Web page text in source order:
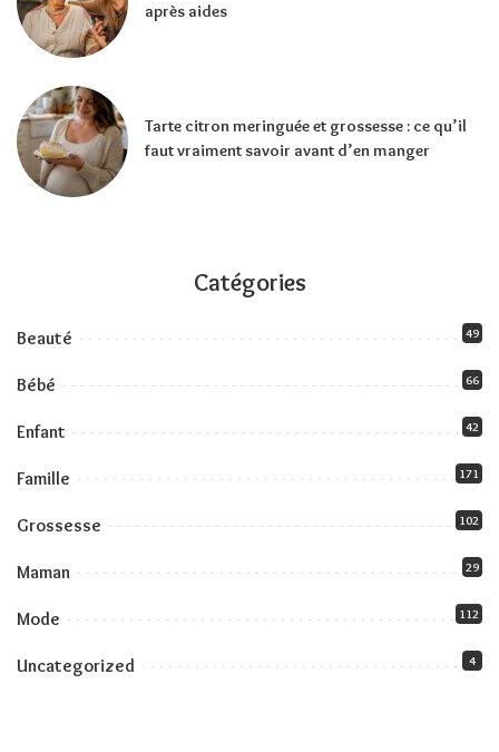
après aides
Tarte citron meringuée et grossesse : ce qu’il
faut vraiment savoir avant d’en manger
Catégories
Beauté 49
Bébé 66
Enfant 42
Famille 171
Grossesse 102
Maman 29
Mode 112
Uncategorized 4